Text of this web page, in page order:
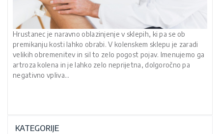
Hrustanec je naravno oblazinjenje v sklepih, ki pa se ob
premikanju kosti lahko obrabi. V kolenskem sklepu je zaradi
velikih obremenitev in sil to zelo pogost pojav. Imenujemo ga
artroza kolena in je lahko zelo neprijetna, dolgoročno pa
negativno vpliva…
KATEGORIJE